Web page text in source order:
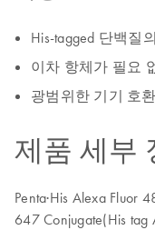
His-tagged 단백질
이차 항체가 필요
광범위한 기기 호
제품 세부
Penta·His Alexa Fluor
647 Conjugate(His